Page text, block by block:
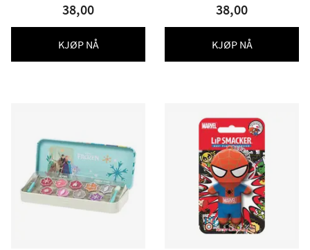
38,00
KJØP NÅ
38,00
KJØP NÅ